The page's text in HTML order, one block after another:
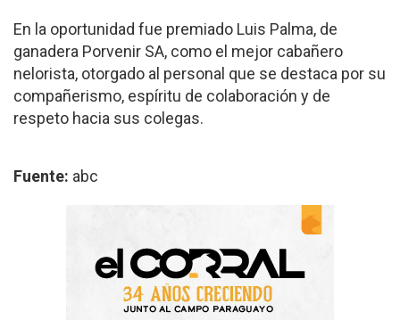
En la oportunidad fue premiado Luis Palma, de
ganadera Porvenir SA, como el mejor cabañero
nelorista, otorgado al personal que se destaca por su
compañerismo, espíritu de colaboración y de
respeto hacia sus colegas.
Fuente: abc